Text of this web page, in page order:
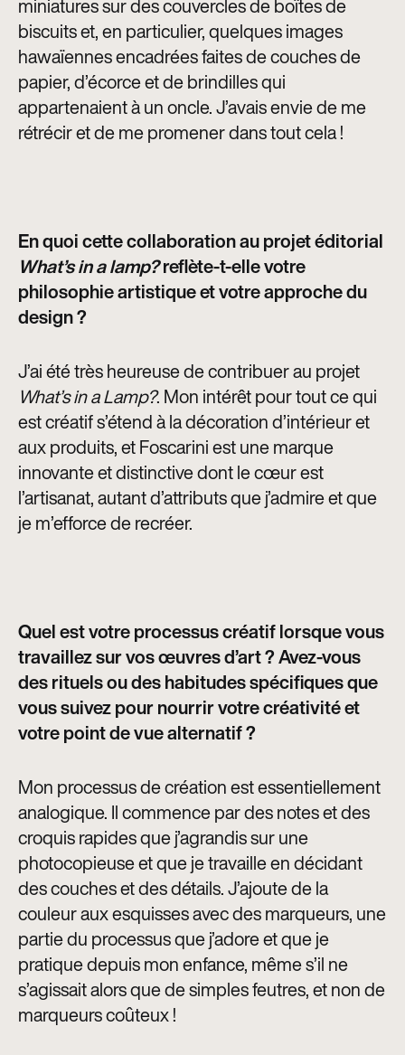
miniatures sur des couvercles de boîtes de
biscuits et, en particulier, quelques images
hawaïennes encadrées faites de couches de
papier, d’écorce et de brindilles qui
appartenaient à un oncle. J’avais envie de me
rétrécir et de me promener dans tout cela !
En quoi cette collaboration au projet éditorial
What’s in a lamp?reflète-t-elle votre
philosophie artistique et votre approche du
design ?
J’ai été très heureuse de contribuer au projet
What’s in a Lamp?. Mon intérêt pour tout ce qui
est créatif s’étend à la décoration d’intérieur et
aux produits, et Foscarini est une marque
innovante et distinctive dont le cœur est
l’artisanat, autant d’attributs que j’admire et que
je m’efforce de recréer.
Quel est votre processus créatif lorsque vous
travaillez sur vos œuvres d’art ? Avez-vous
des rituels ou des habitudes spécifiques que
vous suivez pour nourrir votre créativité et
votre point de vue alternatif ?
Mon processus de création est essentiellement
analogique. Il commence par des notes et des
croquis rapides que j’agrandis sur une
photocopieuse et que je travaille en décidant
des couches et des détails. J’ajoute de la
couleur aux esquisses avec des marqueurs, une
partie du processus que j’adore et que je
pratique depuis mon enfance, même s’il ne
s’agissait alors que de simples feutres, et non de
marqueurs coûteux !